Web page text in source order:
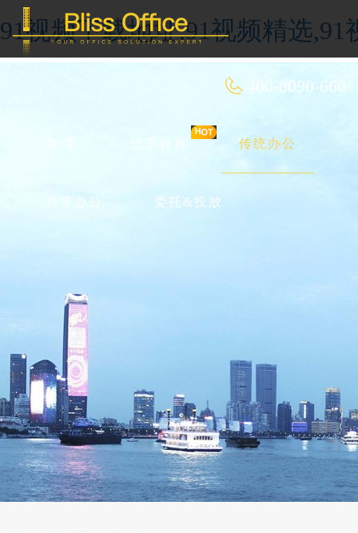
91视频下载地址,91视频精选
400-8090-660
优选好房 传统办公
共享办公 委托&投放